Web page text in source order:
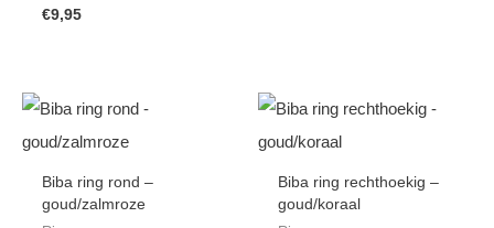
€9,95
Biba ring rond –
goud/zalmroze
Biba ring rechthoekig –
goud/koraal